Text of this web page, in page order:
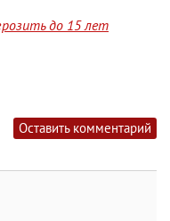
до 15 лет
Оставить комментарий